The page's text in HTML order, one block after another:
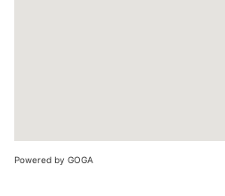
Powered by GOGA